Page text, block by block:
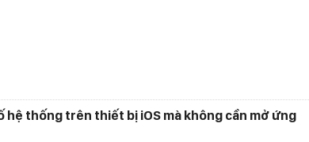
hệ thống trên thiết bị iOS mà không cần mở ứng